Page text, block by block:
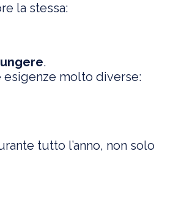
la stessa:
.
esigenze molto diverse:
tutto l’anno, non solo